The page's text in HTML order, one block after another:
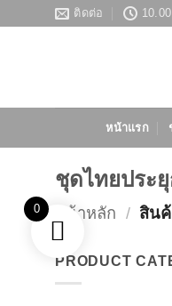
ติดต่อ
หน้าแรก
ชุดไทยประ
หน้าหลัก / สิน
PRODUCT
0